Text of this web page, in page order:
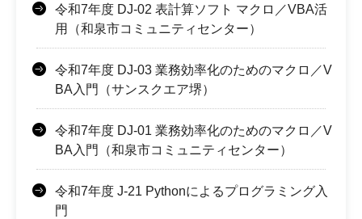
令和7年度 DJ-02 表計算ソフト マクロ／VBA活
用（和泉市コミュニティセンター）
令和7年度 DJ-03 業務効率化のためのマクロ／V
BA入門（サンスクエア堺）
令和7年度 DJ-01 業務効率化のためのマクロ／V
BA入門（和泉市コミュニティセンター）
令和7年度 J-21 Pythonによるプログラミング入
門